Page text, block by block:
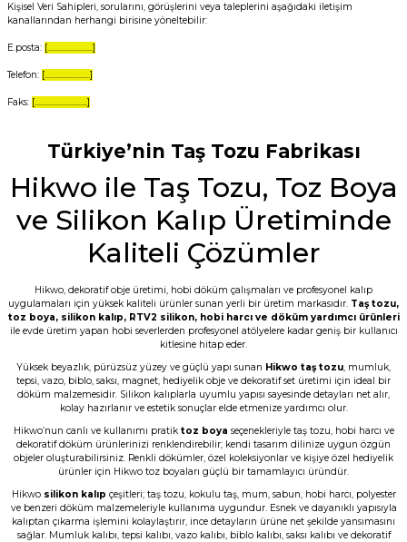
Kişisel Veri Sahipleri, sorularını, görüşlerini veya taleplerini aşağıdaki iletişim
kanallarından herhangi birisine yöneltebilir:
E.posta: [.........................]
Telefon: [.........................]
Faks: [.............................]
Türkiye’nin Taş Tozu Fabrikası
Hikwo ile Taş Tozu, Toz Boya
ve Silikon Kalıp Üretiminde
Kaliteli Çözümler
Hikwo, dekoratif obje üretimi, hobi döküm çalışmaları ve profesyonel kalıp
uygulamaları için yüksek kaliteli ürünler sunan yerli bir üretim markasıdır. Taş tozu,
toz boya, silikon kalıp, RTV2 silikon, hobi harcı ve döküm yardımcı ürünleri
ile evde üretim yapan hobi severlerden profesyonel atölyelere kadar geniş bir kullanıcı
kitlesine hitap eder.
Yüksek beyazlık, pürüzsüz yüzey ve güçlü yapı sunan Hikwo taş tozu, mumluk,
tepsi, vazo, biblo, saksı, magnet, hediyelik obje ve dekoratif set üretimi için ideal bir
döküm malzemesidir. Silikon kalıplarla uyumlu yapısı sayesinde detayları net alır,
kolay hazırlanır ve estetik sonuçlar elde etmenize yardımcı olur.
Hikwo’nun canlı ve kullanımı pratik toz boya seçenekleriyle taş tozu, hobi harcı ve
dekoratif döküm ürünlerinizi renklendirebilir; kendi tasarım dilinize uygun özgün
objeler oluşturabilirsiniz. Renkli dökümler, özel koleksiyonlar ve kişiye özel hediyelik
ürünler için Hikwo toz boyaları güçlü bir tamamlayıcı üründür.
Hikwo silikon kalıp çeşitleri; taş tozu, kokulu taş, mum, sabun, hobi harcı, polyester
ve benzeri döküm malzemeleriyle kullanıma uygundur. Esnek ve dayanıklı yapısıyla
kalıptan çıkarma işlemini kolaylaştırır, ince detayların ürüne net şekilde yansımasını
sağlar. Mumluk kalıbı, tepsi kalıbı, vazo kalıbı, biblo kalıbı, saksı kalıbı ve dekoratif